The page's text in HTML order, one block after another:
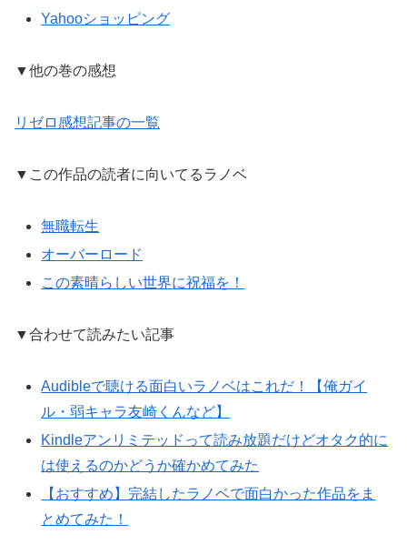
Yahooショッピング
▼他の巻の感想
リゼロ感想記事の一覧
▼この作品の読者に向いてるラノベ
無職転生
オーバーロード
この素晴らしい世界に祝福を！
▼合わせて読みたい記事
Audibleで聴ける面白いラノベはこれだ！【俺ガイ
ル・弱キャラ友崎くんなど】
Kindleアンリミテッドって読み放題だけどオタク的に
は使えるのかどうか確かめてみた
【おすすめ】完結したラノベで面白かった作品をま
とめてみた！